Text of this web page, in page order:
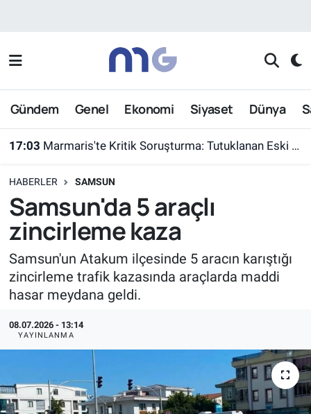
Gündem Genel Ekonomi Siyaset Dünya
17:03 Marmaris'te Kritik Soruşturma: Tutuklanan Eski Yüzbaşı Burkay Karatepe Yer Gösterdi
HABERLER SAMSUN
Samsun'da 5 araçlı
zincirleme kaza
Samsun'un Atakum ilçesinde 5 aracın karıştığı
zincirleme trafik kazasında araçlarda maddi
hasar meydana geldi.
08.07.2026 - 13:14
YAYINLANMA
Nöbetçi Eczaneler
Hava Durumu
Süper Lig Puan Durumu ve Fikstür
Tüm Manşetler
Son Dakika Haberleri
Haber Arşivi